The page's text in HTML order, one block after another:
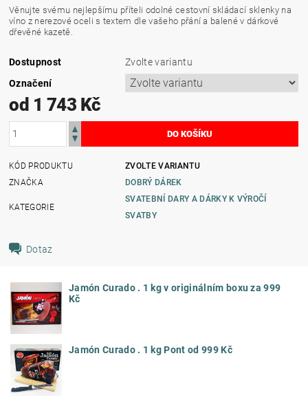
Věnujte svému nejlepšímu příteli odolné cestovní skládací sklenky na
víno z nerezové oceli s textem dle vašeho přání a balené v dárkové
dřevěné kazetě.
Dostupnost
Zvolte variantu
Označení
od 1 743 Kč
KÓD PRODUKTU
ZVOLTE VARIANTU
ZNAČKA
DOBRÝ DÁREK
KATEGORIE
SVATEBNÍ DARY A DÁRKY K VÝROČÍ
SVATBY
Dotaz
Jamón Curado . 1 kg v originálním boxu za 999
Kč
Jamón Curado . 1 kg Pont od 999 Kč